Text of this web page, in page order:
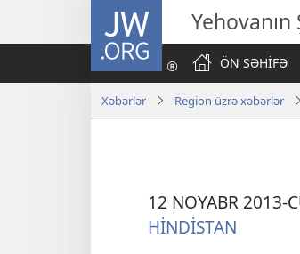
JW.ORG
ÖN SƏHİFƏ
Xəbərlər Region üzrə xəbərlər
12 NOYABR 2013-
HİNDİSTAN